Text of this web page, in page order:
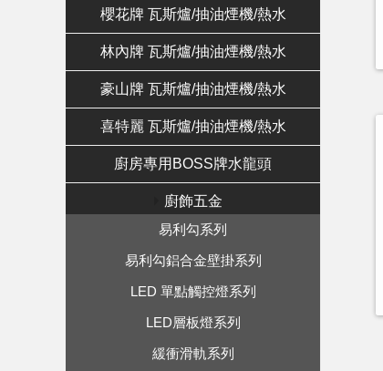
櫻花牌 瓦斯爐/抽油煙機/熱水
林內牌 瓦斯爐/抽油煙機/熱水
豪山牌 瓦斯爐/抽油煙機/熱水
喜特麗 瓦斯爐/抽油煙機/熱水
廚房專用BOSS牌水龍頭
廚飾五金
易利勾系列
易利勾鋁合金壁掛系列
LED 單點觸控燈系列
LED層板燈系列
緩衝滑軌系列